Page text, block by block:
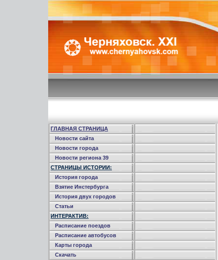
ГЛАВНАЯ СТРАНИЦА
Новости сайта
Новости города
Новости региона 39
СТРАНИЦЫ ИСТОРИИ:
История города
Взятие Инстербурга
История двух городов
Статьи
ИНТЕРАКТИВ:
Расписание поездов
Расписание автобусов
Карты города
Скачать